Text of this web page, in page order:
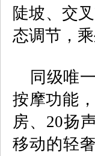
陡坡、交
态调节，乘
同级唯一
按摩功能
房、 20扬
移动的轻